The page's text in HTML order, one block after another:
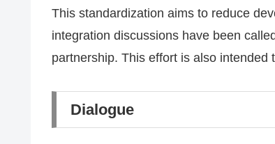
This standardization aims to reduce
integration discussions have been
partnership. This effort is also
Dialogue